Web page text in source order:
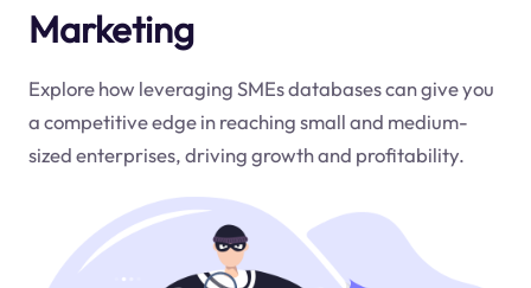
Marketing
Explore how leveraging SMEs databases can give you
a competitive edge in reaching small and medium-
sized enterprises, driving growth and profitability.